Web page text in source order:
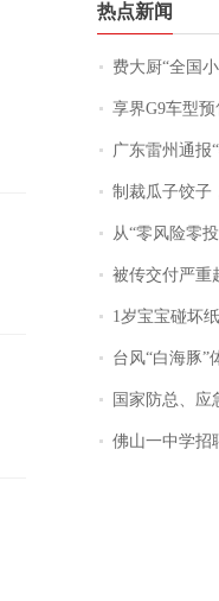
热点新闻
费大厨“全国小炒肉大
享界G9车型
广东雷州通报“特殊教育学
制裁瓜子饺子
从“零风险零投入”到负债百万
被传交付严重超期、糊弄客户，知名独角兽车企
1岁宝宝碰坏纸巾盒，宝妈被酒店
台风“白海豚”体型
国家防总、应急管理
佛山一中学招聘物理教师，笔试